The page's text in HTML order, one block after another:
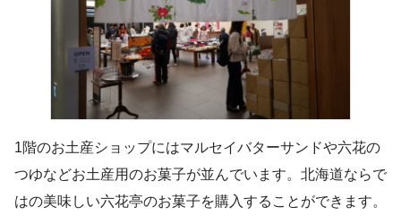
1階のお土産ショップにはマルセイバターサンドや六花の
つゆなどお土産用のお菓子が並んでいます。北海道ならで
はの美味しい六花亭のお菓子を購入することができます。